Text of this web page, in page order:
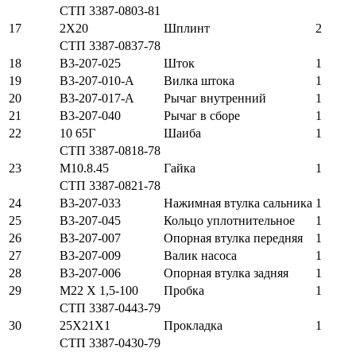
СТП 3387-0803-81
17
2Х20 Шплинт 2
СТП 3387-0837-78
18
В3-207-025 Шток 1
19
В3-207-010-А Вилка штока 1
20
В3-207-017-А Рычаг внутренний 1
21
В3-207-040 Рычаг в сборе 1
22
10 65Г Шаиба 1
СТП 3387-0818-78
23
М10.8.45 Гайка 1
СТП 3387-0821-78
24
В3-207-033 Нажимная втулка сальника 1
25
В3-207-045 Кольцо уплотнительное 1
26
В3-207-007 Опорная втулка передняя 1
27
В3-207-009 Валик насоса 1
28
В3-207-006 Опорная втулка задняя 1
29
М22 Х 1,5-100 Пробка 1
СТП 3387-0443-79
30
25Х21Х1 Прокладка 1
СТП 3387-0430-79